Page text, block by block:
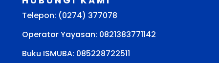
Telepon: (0274) 377078
Operator Yayasan: 0821383771142
Buku ISMUBA: 085228722511